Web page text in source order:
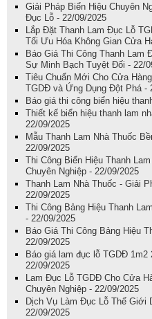
Giải Pháp Biển Hiệu Chuyên
Đục Lỗ - 22/09/2025
Lắp Đặt Thanh Lam Đục Lỗ
Tối Ưu Hóa Không Gian Cửa
Báo Giá Thi Công Thanh
Sự Minh Bạch Tuyệt Đối - 22/
Tiêu Chuẩn Mới Cho Cửa
TGDĐ và Ứng Dụng Đột Phá -
Báo giá thi công biển hiệu
Thiết kế biển hiệu thanh lam
22/09/2025
Mẫu Thanh Lam Nhà Thuốc
22/09/2025
Thi Công Biển Hiệu Thanh
Chuyên Nghiệp - 22/09/2025
Thanh Lam Nhà Thuốc - Giải
22/09/2025
Thi Công Bảng Hiệu Thanh
- 22/09/2025
Báo Giá Thi Công Bảng Hiệu
22/09/2025
Báo giá lam đục lỗ TGDĐ
22/09/2025
Lam Đục Lỗ TGDĐ Cho Cửa
Chuyên Nghiệp - 22/09/2025
Dịch Vụ Làm Đục Lỗ Thế Giới
22/09/2025